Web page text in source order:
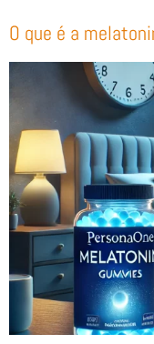
O que é a